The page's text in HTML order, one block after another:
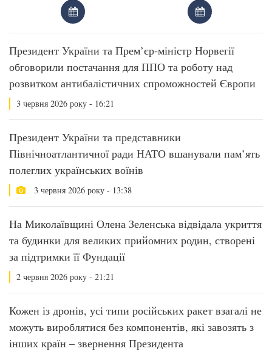
Президент України та Прем’єр-міністр Норвегії
обговорили постачання для ППО та роботу над
розвитком антибалістичних спроможностей Європи
3 червня 2026 року - 16:21
Президент України та представники
Північноатлантичної ради НАТО вшанували пам’ять
полеглих українських воїнів
3 червня 2026 року - 13:38
На Миколаївщині Олена Зеленська відвідала укриття
та будинки для великих прийомних родин, створені
за підтримки її Фундації
2 червня 2026 року - 21:21
Кожен із дронів, усі типи російських ракет взагалі не
можуть вироблятися без компонентів, які завозять з
інших країн – звернення Президента